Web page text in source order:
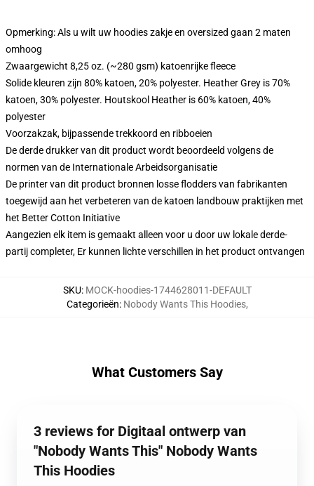
Opmerking: Als u wilt uw hoodies zakje en oversized gaan 2 maten
omhoog
Zwaargewicht 8,25 oz. (~280 gsm) katoenrijke fleece
Solide kleuren zijn 80% katoen, 20% polyester. Heather Grey is 70%
katoen, 30% polyester. Houtskool Heather is 60% katoen, 40%
polyester
Voorzakzak, bijpassende trekkoord en ribboeien
De derde drukker van dit product wordt beoordeeld volgens de
normen van de Internationale Arbeidsorganisatie
De printer van dit product bronnen losse flodders van fabrikanten
toegewijd aan het verbeteren van de katoen landbouw praktijken met
het Better Cotton Initiative
Aangezien elk item is gemaakt alleen voor u door uw lokale derde-
partij completer, Er kunnen lichte verschillen in het product ontvangen
SKU: MOCK-hoodies-1744628011-DEFAULT
Categorieën: Nobody Wants This Hoodies,
What Customers Say
3 reviews for Digitaal ontwerp van
"Nobody Wants This" Nobody Wants
This Hoodies